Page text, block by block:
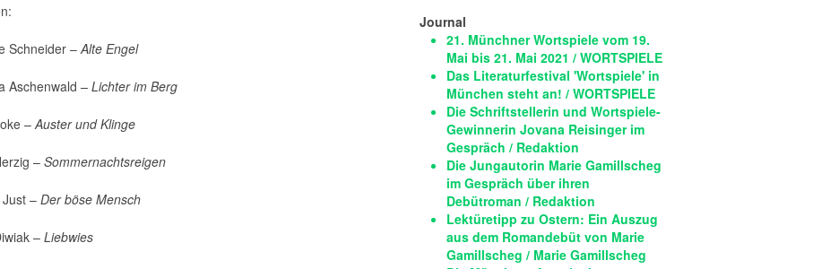
Schneider – Alte Engel
Aschenwald – Lichter im Berg
–Auster und Klinge
–Sommernachtsreigen
–Der böse Mensch
– Liebwies
Journal
21. Münchner Wortspiele vom 19.
Mai bis 21. Mai 2021 / WORTSPIELE
Das Literaturfestival 'Wortspiele' in
München steht an! / WORTSPIELE
Die Schriftstellerin und Wortspiele-
Gewinnerin Jovana Reisinger im
Gespräch / Redaktion
Die Jungautorin Marie Gamillscheg
im Gespräch über ihren
Debütroman / Redaktion
Lektüretipp zu Ostern: Ein Auszug
aus dem Romandebüt von Marie
Gamillscheg / Marie Gamillscheg